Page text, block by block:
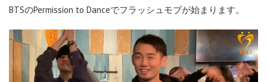
BTSのPermission to Danceでフラッシュモブが始まります。